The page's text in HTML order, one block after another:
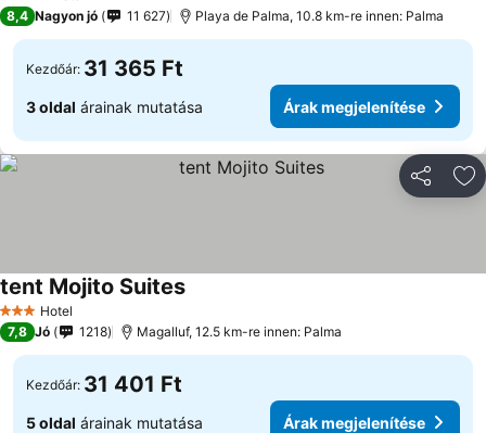
8,4 Nagyon jó 11 627 Playa de Palma, 10.8 km-re innen: Palma
Kezdőár: 31 365 Ft
3 oldal árainak mutatása Árak megjelenítése
3 Kategória
Hotel
tent Mojito Suites
7,8 Jó 1218 Magalluf, 12.5 km-re innen: Palma
Kezdőár: 31 401 Ft
5 oldal árainak mutatása Árak megjelenítése